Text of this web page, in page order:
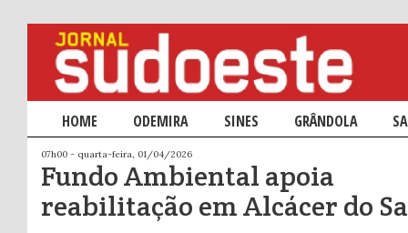
Menu principal
SALTAR PARA O CONTEÚDO PRIMÁRIO
SALTAR PARA O CONTEÚDO SECUNDÁRIO
HOME ODEMIRA SINES GRÂNDOLA
07h00 - quarta-feira, 01/04/2026
Fundo Ambiental apoia
reabilitação em Alcácer do